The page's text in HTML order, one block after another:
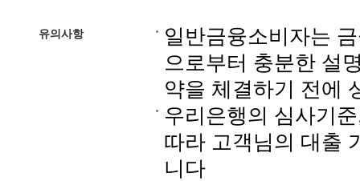
유의사항
일반금융소비자는
으로부터 충분한 설
약을 체결하기 전에
우리은행의 심사기준
따라 고객님의 대출
니다